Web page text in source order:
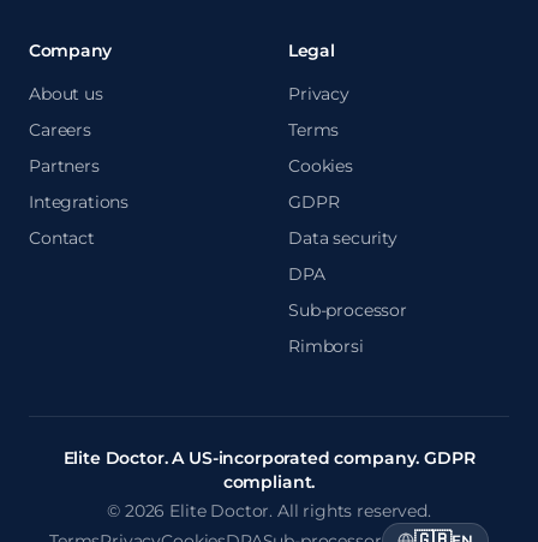
Company
About us
Careers
Partners
Integrations
Contact
Legal
Privacy
Terms
Cookies
GDPR
Data security
DPA
Sub-processor
Rimborsi
Elite Doctor. A US-incorporated company. GDPR
compliant.
© 2026 Elite Doctor. All rights reserved.